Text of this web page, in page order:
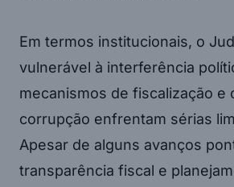
Em termos institucionais, o
vulnerável à interferência
mecanismos de fiscalização e
corrupção enfrentam sérias
Apesar de alguns avanços
transparência fiscal e